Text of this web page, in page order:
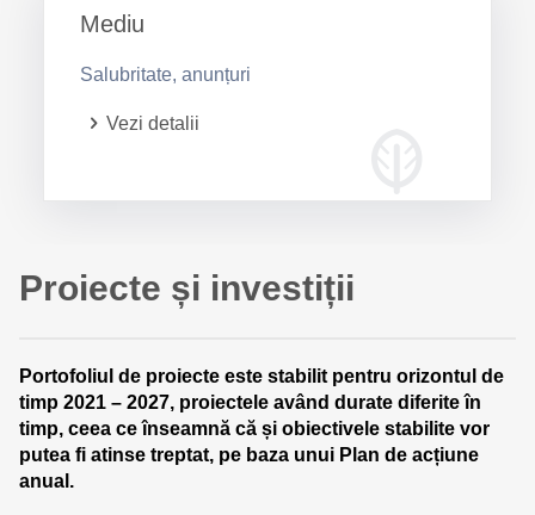
Mediu
Salubritate, anunțuri
Vezi detalii
Proiecte și investiții
Portofoliul de proiecte este stabilit pentru orizontul de
timp 2021 – 2027, proiectele având durate diferite în
timp, ceea ce înseamnă că și obiectivele stabilite vor
putea fi atinse treptat, pe baza unui Plan de acțiune
anual.